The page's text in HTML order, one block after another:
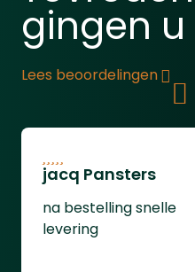
gingen u
Lees beoordelingen
jacq Pansters
na bestelling snelle
levering